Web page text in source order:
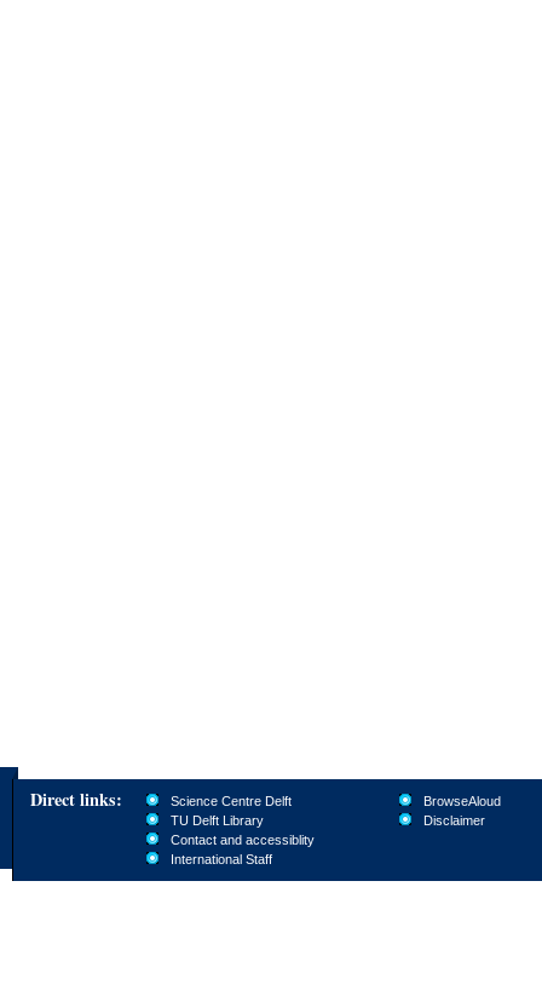
Direct links:
Science Centre Delft
TU Delft Library
Contact and accessiblity
International Staff
BrowseAloud
Disclaimer